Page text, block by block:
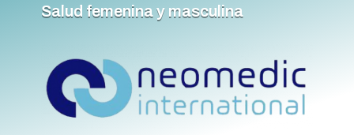
Salud femenina y masculina